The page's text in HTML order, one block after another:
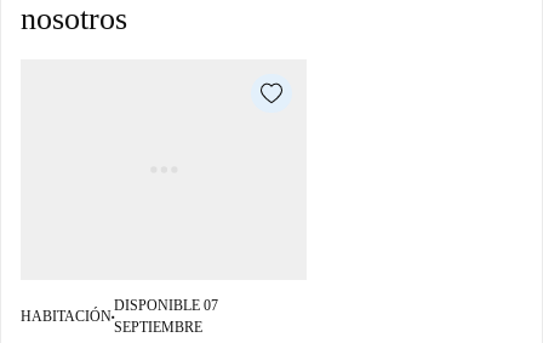
nosotros
HABITACIÓN■
DISPONIBLE 07
SEPTIEMBRE